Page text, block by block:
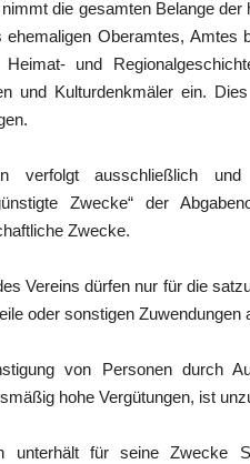
nimmt die gesamten Belange
ehemaligen Oberamtes, Amtes
und
und Kulturdenkmäler ein.
verfolgt ausschließlich
Zwecke“ der
Zwecke.
Vereins dürfen nur für die
oder sonstigen Zuwendungen
von Personen durch
hohe Vergütungen, ist
unterhält für seine Zwecke